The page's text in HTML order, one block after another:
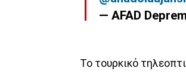
— AFAD
Το τουρκικό